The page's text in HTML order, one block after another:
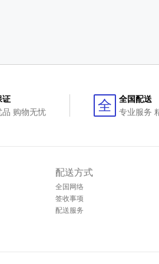
证
品 购物无忧
全
全国配送
专业服务
配送方式
全国网络
签收事项
配送服务